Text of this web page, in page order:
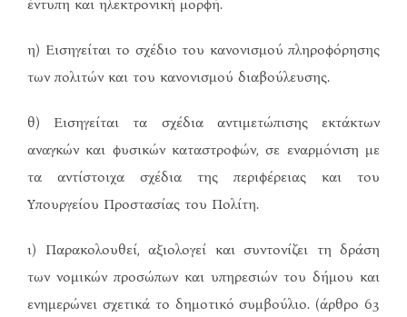
έντυπη και ηλεκτρονική μορφή.
η) Εισηγείται το σχέδιο του κανονισμού πληροφόρησης
των πολιτών και του κανονισμού διαβούλευσης.
θ) Εισηγείται τα σχέδια αντιμετώπισης εκτάκτων
αναγκών και φυσικών καταστροφών, σε εναρμόνιση με
τα αντίστοιχα σχέδια της περιφέρειας και του
Υπουργείου Προστασίας του Πολίτη.
ι) Παρακολουθεί, αξιολογεί και συντονίζει τη δράση
των νομικών προσώπων και υπηρεσιών του δήμου και
ενημερώνει σχετικά το δημοτικό συμβούλιο. (άρθρο 63